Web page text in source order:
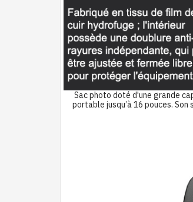
Sac photo doté d'une grande
portable jusqu’à 16 pouces.